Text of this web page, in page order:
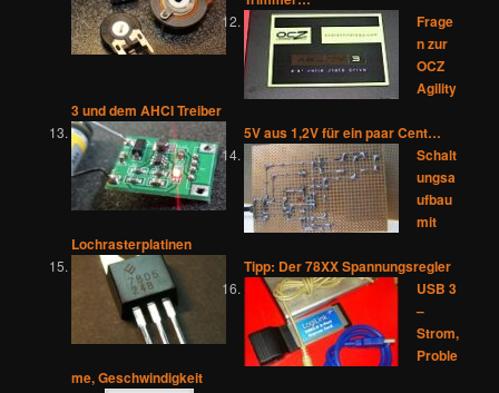
Frage
n zur
OCZ
Agility
3 und dem AHCI Treiber
5V aus 1,2V für ein paar Cent…
Schalt
ungsa
ufbau
mit
Lochrasterplatinen
Tipp: Der 78XX Spannungsregler
USB 3
–
Strom,
Proble
me, Geschwindigkeit